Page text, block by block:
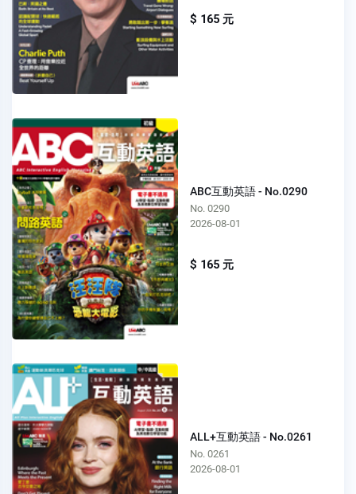
$ 165 元
ABC互動英語 - No.0290
No. 0290
2026-08-01
$ 165 元
ALL+互動英語 - No.0261
No. 0261
2026-08-01